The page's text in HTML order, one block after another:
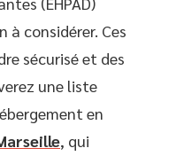
considérer. Ces
sécurisé et des
une liste
en
, qui